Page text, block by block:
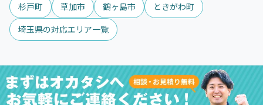
杉戸町 草加市 鶴ヶ島市
ときがわ町
埼玉県の対応エリア一覧